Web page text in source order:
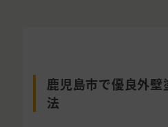
鹿児島市で優良外
法